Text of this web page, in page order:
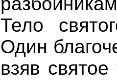
Тело
Один
взяв